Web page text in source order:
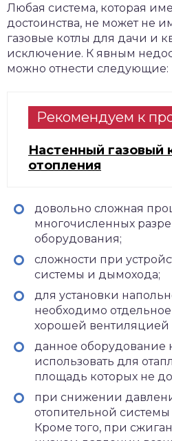
Любая система, которая
достоинства, не может не
газовые котлы для дачи и
исключение. К явным
можно отнести следующие:
Рекомендуем к
Настенный газовый
отопления
довольно сложная
многочисленных
оборудования;
сложности при
системы и дымохода;
для установки
необходимо
хорошей
данное оборудование
использовать для
площадь которых не
при снижении
отопительной системы
Кроме того, при